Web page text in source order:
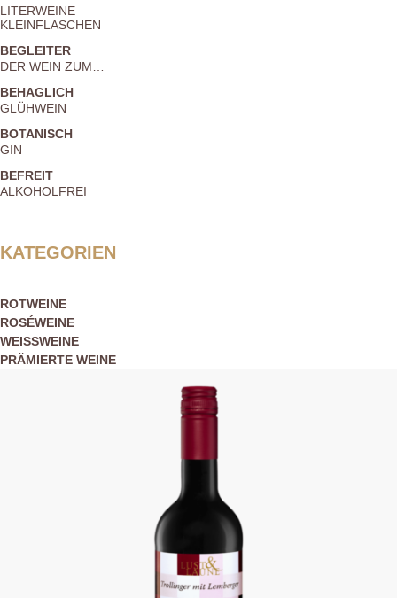
LITERWEINE
KLEINFLASCHEN
BEGLEITER
DER WEIN ZUM…
BEHAGLICH
GLÜHWEIN
BOTANISCH
GIN
BEFREIT
ALKOHOLFREI
KATEGORIEN
ROTWEINE
ROSÉWEINE
WEISSWEINE
PRÄMIERTE WEINE